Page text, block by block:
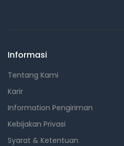
Informasi
Tentang Kami
Karir
Information Pengiriman
Kebijakan Privasi
Syarat & Ketentuan